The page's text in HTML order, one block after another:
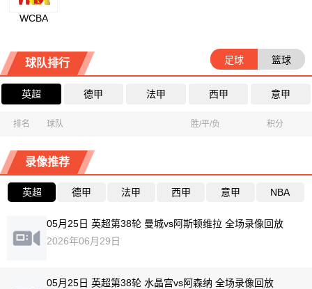
WCBA
球队排行 足球 篮球
英超 德甲 法甲 西甲 意甲
排名 球队 胜/平/负 积分
录像推荐
英超 德甲 法甲 西甲 意甲 NBA
05月25日 英超第38轮 曼城vs阿斯顿维拉 全场录像回放
2026年06月29日
05月25日 英超第38轮 水晶宫vs阿森纳 全场录像回放